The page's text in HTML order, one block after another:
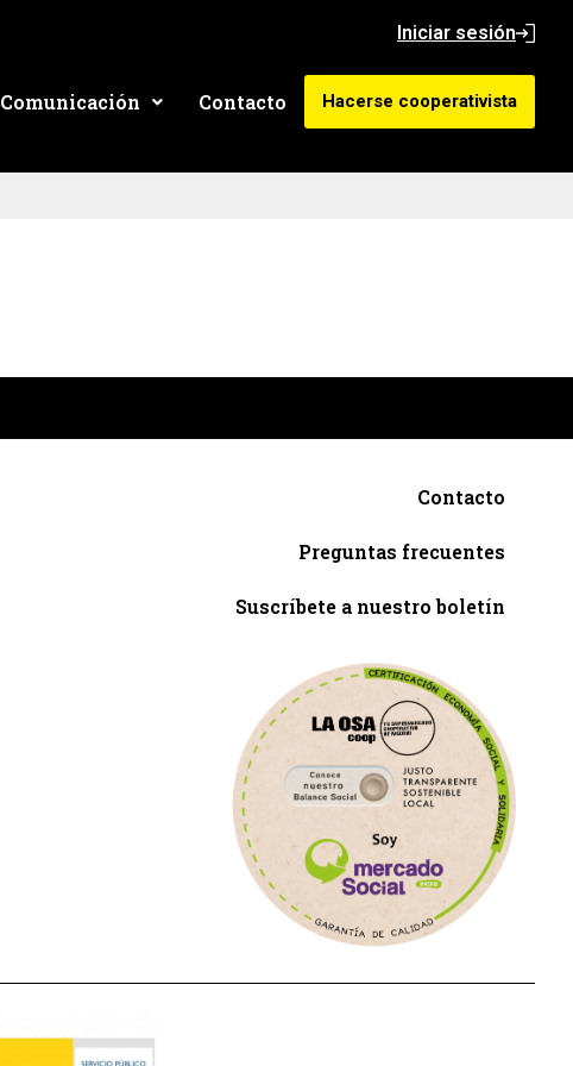
Iniciar sesión
Comunicación Contacto Hacerse cooperativista
Contacto
Preguntas frecuentes
Suscríbete a nuestro boletín